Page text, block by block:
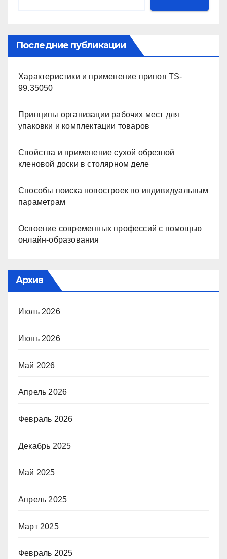
Последние публикации
Характеристики и применение припоя TS-
99.35050
Принципы организации рабочих мест для
упаковки и комплектации товаров
Свойства и применение сухой обрезной
кленовой доски в столярном деле
Способы поиска новостроек по индивидуальным
параметрам
Освоение современных профессий с помощью
онлайн-образования
Архив
Июль 2026
Июнь 2026
Май 2026
Апрель 2026
Февраль 2026
Декабрь 2025
Май 2025
Апрель 2025
Март 2025
Февраль 2025